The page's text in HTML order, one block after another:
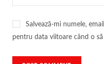
Salvează-mi numele,
pentru data viitoare când o